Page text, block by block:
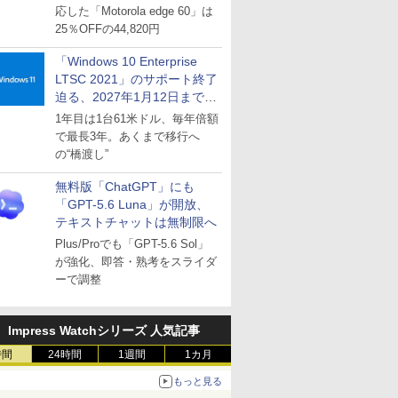
応した「Motorola edge 60」は
25％OFFの44,820円
「Windows 10 Enterprise
LTSC 2021」のサポート終了
迫る、2027年1月12日まで
～ESUは9月1日から販売
1年目は1台61米ドル、毎年倍額
で最長3年。あくまで移行へ
の“橋渡し”
無料版「ChatGPT」にも
「GPT-5.6 Luna」が開放、
テキストチャットは無制限へ
Plus/Proでも「GPT-5.6 Sol」
が強化、即答・熟考をスライダ
ーで調整
Impress Watchシリーズ 人気記事
24時間 1週間 1カ月
もっと見る